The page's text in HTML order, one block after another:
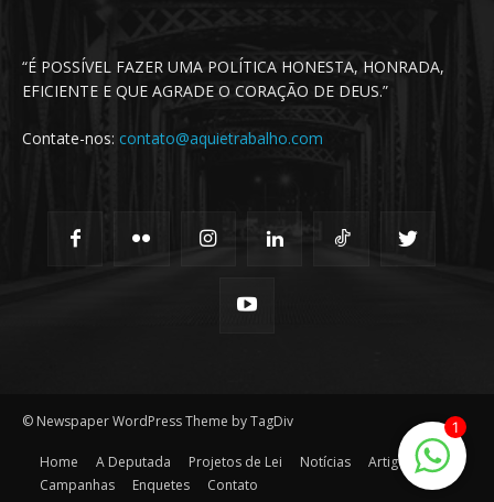
“É POSSÍVEL FAZER UMA POLÍTICA HONESTA, HONRADA,
EFICIENTE E QUE AGRADE O CORAÇÃO DE DEUS.”
Contate-nos: contato@aquietrabalho.com
© Newspaper WordPress Theme by TagDiv
Home A Deputada Projetos de Lei Notícias
Artigos
Campanhas
Enquetes Contato
1